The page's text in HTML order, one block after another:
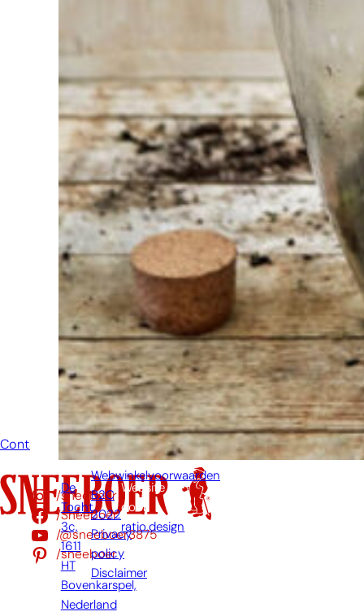
Bij Sneeboer
staan we altijd
klaar om een
Schroom je
niet om even
te bellen of een
Dan zullen wij
mogelijk jouw
beantwoorden.
Contact
/sneeboer
/Sneeboer
/@sneeboer3875
/sneeboer
De
Tocht
3c,
1611
HT
Bovenkarspel,
Nederland
Webwinkelvoorwaarden
B2C
2022
Privacy
policy
Disclaimer
Website
door:
ratio.design